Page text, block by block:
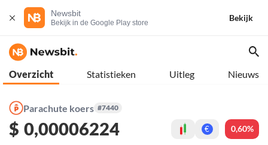
Newsbit
Bekijk in de Google Play store
Bekijk
Overzicht Statistieken Uitleg Nieuws
Parachute koers #7440
$ 0,00006224 € 0,60%